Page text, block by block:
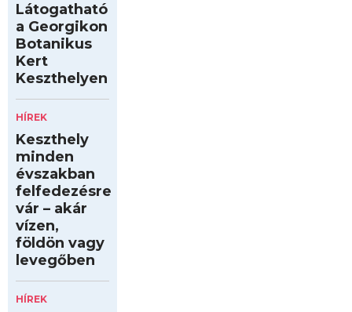
Látogatható
a Georgikon
Botanikus
Kert
Keszthelyen
HÍREK
Keszthely
minden
évszakban
felfedezésre
vár – akár
vízen,
földön vagy
levegőben
HÍREK